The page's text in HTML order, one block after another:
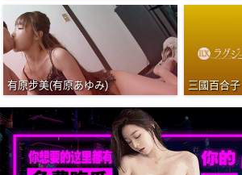
有原步美(有原あゆみ) 三國百合子